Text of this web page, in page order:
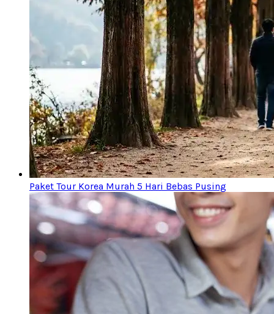
Paket Tour Korea Murah 5 Hari Bebas Pusing